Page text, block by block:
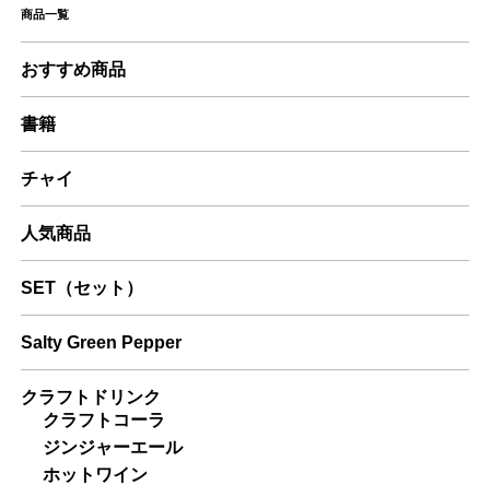
商品一覧
おすすめ商品
書籍
チャイ
人気商品
SET（セット）
Salty Green Pepper
クラフトドリンク
クラフトコーラ
ジンジャーエール
ホットワイン